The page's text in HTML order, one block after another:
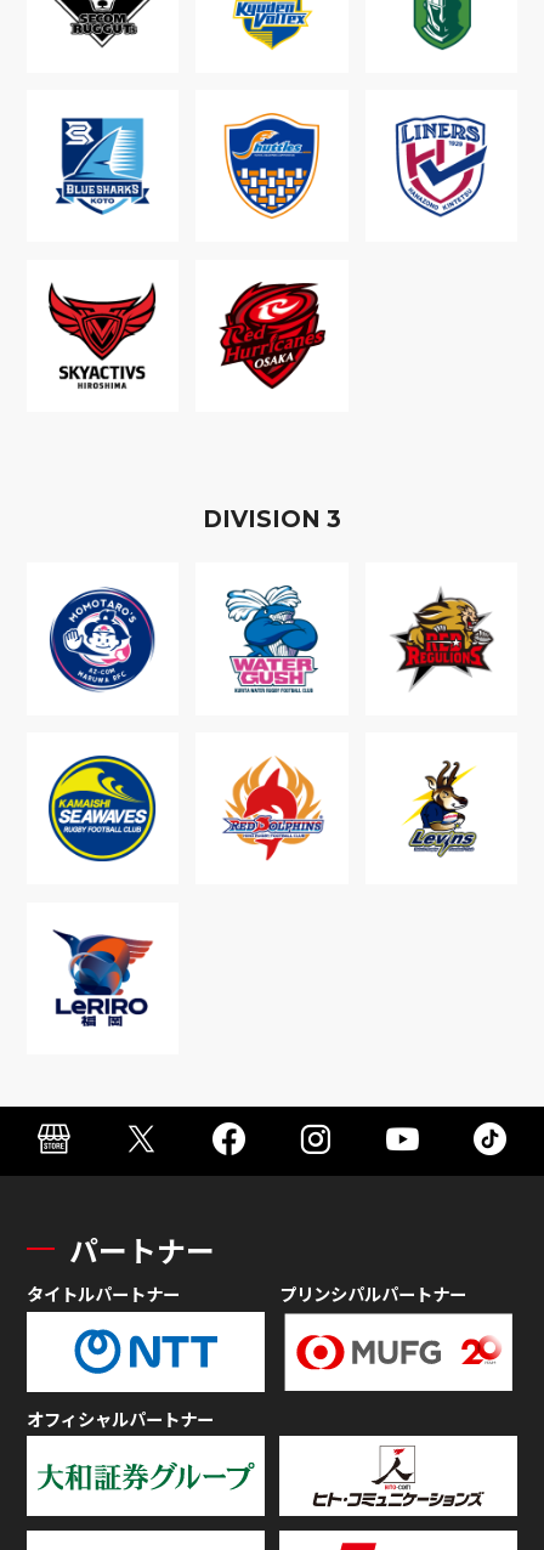
DIVISION 3
パートナー
タイトルパートナー プリンシパルパートナー
オフィシャルパートナー